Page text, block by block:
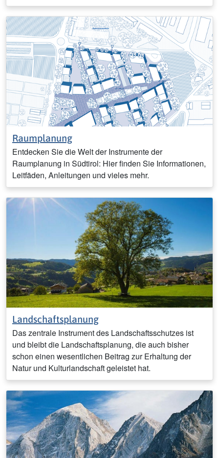
Raumplanung
Entdecken Sie die Welt der Instrumente der
Raumplanung in Südtirol: Hier finden Sie Informationen,
Leitfäden, Anleitungen und vieles mehr.
Landschaftsplanung
Das zentrale Instrument des Landschaftsschutzes ist
und bleibt die Landschaftsplanung, die auch bisher
schon einen wesentlichen Beitrag zur Erhaltung der
Natur und Kulturlandschaft geleistet hat.